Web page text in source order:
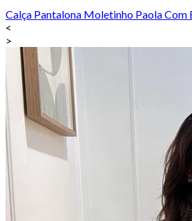
Calça Pantalona Moletinho Paola Com
<
>